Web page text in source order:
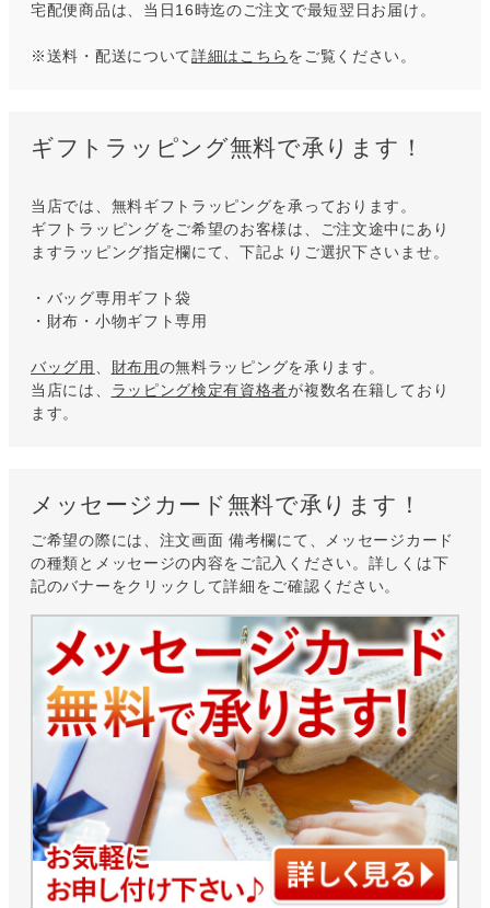
宅配便商品は、当日16時迄のご注文で最短翌日お届け。
※送料・配送について詳細はこちらをご覧ください。
ギフトラッピング無料で承ります！
当店では、無料ギフトラッピングを承っております。
ギフトラッピングをご希望のお客様は、ご注文途中にあり
ますラッピング指定欄にて、下記よりご選択下さいませ。
・バッグ専用ギフト袋
・財布・小物ギフト専用
バッグ用 財布用の無料ラッピングを承ります。
当店には、 ラッピング検定有資格者が複数名在籍しており
ます。
メッセージカード無料で承ります！
ご希望の際には、注文画面 備考欄にて、メッセージカード
の種類とメッセージの内容をご記入ください。詳しくは下
記のバナーをクリックして詳細をご確認ください。